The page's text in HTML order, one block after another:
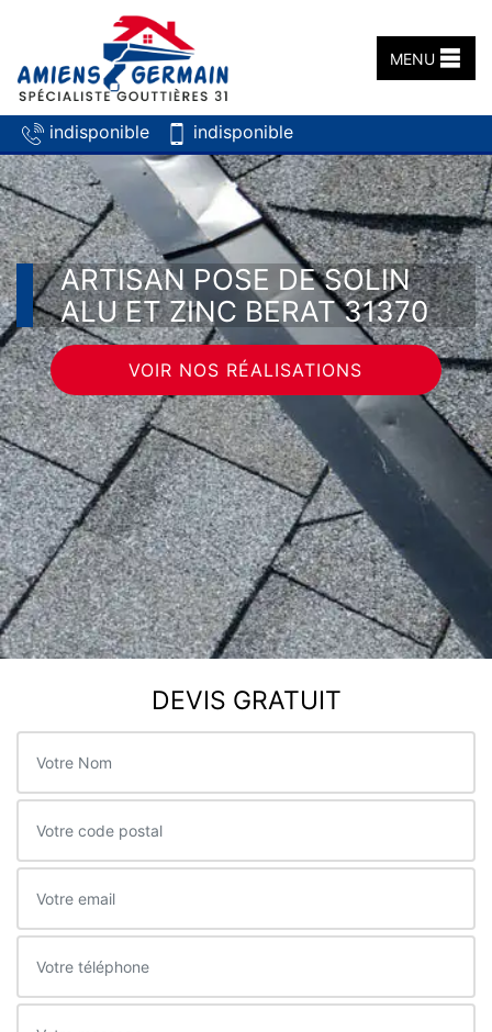
indisponible indisponible
MENU
ARTISAN POSE DE SOLIN
ALU ET ZINC BERAT 31370
VOIR NOS RÉALISATIONS
DEVIS GRATUIT